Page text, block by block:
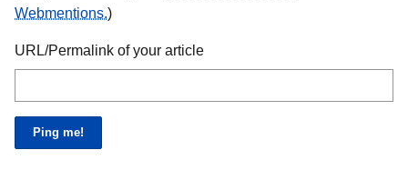
Webmentions.)
URL/Permalink of your article